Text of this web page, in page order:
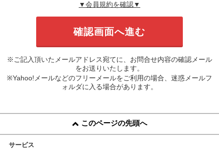
▼会員規約を確認▼
※ご記入頂いたメールアドレス宛てに、お問合せ内容の確認メール
をお送りいたします。
※Yahoo!メールなどのフリーメールをご利用の場合、迷惑メールフ
ォルダに入る場合があります。
このページの先頭へ
サービス